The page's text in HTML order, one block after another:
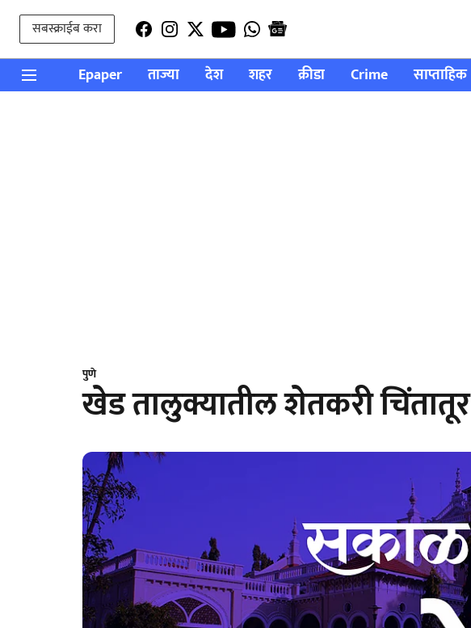
सबस्क्राईब करा
Epaper ताज्या देश शहर क्रीडा Crime साप्ताहिक
पुणे
खेड तालुक्यातील शेतकरी चिंतातूर